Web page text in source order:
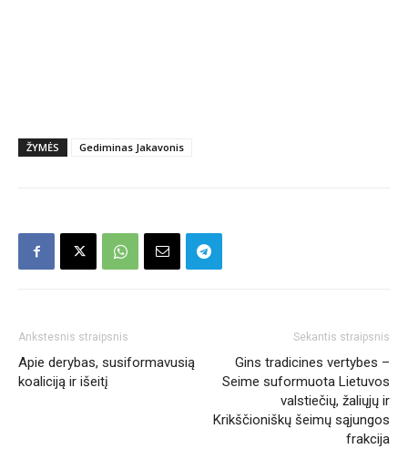
ŽYMĖS Gediminas Jakavonis
Ankstesnis straipsnis
Apie derybas, susiformavusią
koaliciją ir išeitį
Sekantis straipsnis
Gins tradicines vertybes –
Seime suformuota Lietuvos
valstiečių, žaliųjų ir
Krikščioniškų šeimų sąjungos
frakcija